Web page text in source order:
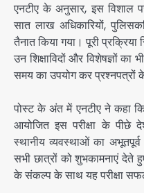
एनटीए के अनुसार, इस विशाल
सात लाख अधिकारियों,
तैनात किया गया। पूरी प्रक्रिया
उन शिक्षाविदों और विशेषज्ञों का
समय का उपयोग कर प्रश्नपत्रों
पोस्ट के अंत में एनटीए ने कहा
आयोजित इस परीक्षा के पीछे
स्थानीय व्यवस्थाओं का
सभी छात्रों को शुभकामनाएं देते
के संकल्प के साथ यह परीक्षा